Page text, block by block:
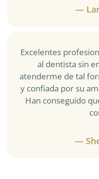
—
Excelentes
al dentista sin
atenderme de tal
y confiada por su
Han conseguido
—